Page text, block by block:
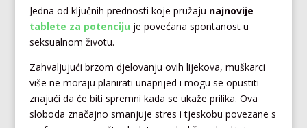
Jedna od ključnih prednosti koje pružaju najnovije
tablete za potenciju je povećana spontanost u
seksualnom životu.
Zahvaljujući brzom djelovanju ovih lijekova, muškarci
više ne moraju planirati unaprijed i mogu se opustiti
znajući da će biti spremni kada se ukaže prilika. Ova
sloboda značajno smanjuje stres i tjeskobu povezane s